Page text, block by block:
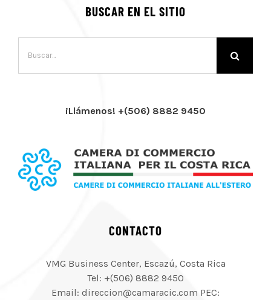
BUSCAR EN EL SITIO
¡Llámenos! +(506) 8882 9450
CONTACTO
VMG Business Center, Escazú, Costa Rica
Tel: +(506) 8882 9450
Email: direccion@camaracic.com PEC: